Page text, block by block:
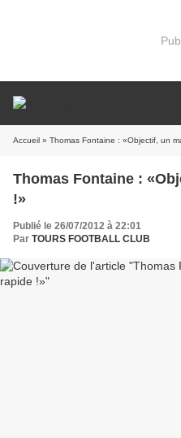
Accueil » Thomas Fontaine : «Objectif, un
Thomas Fontaine :
!»
Publié le 26/07/2012 à 22:01
Par TOURS FOOTBALL CLUB